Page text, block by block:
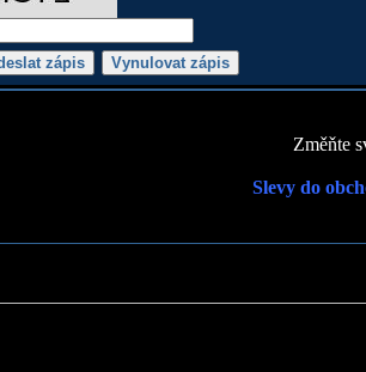
Změňte
Slevy do